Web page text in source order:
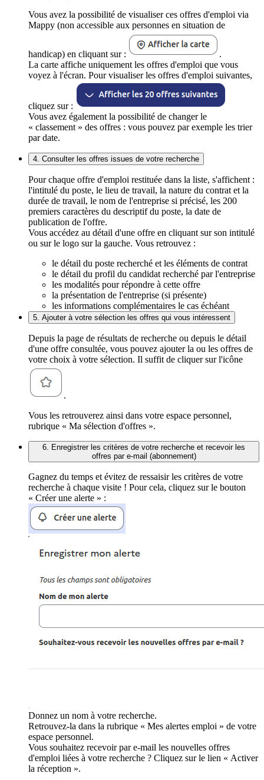
Vous avez la possibilité de visualiser ces offres d'emploi via
Mappy (non accessible aux personnes en situation de
handicap) en cliquant sur :
.
La carte affiche uniquement les offres d'emploi que vous
voyez à l'écran. Pour visualiser les offres d'emploi suivantes,
cliquez sur :
Vous avez également la possibilité de changer le
« classement » des offres : vous pouvez par exemple les trier
par date.
4. Consulter les offres issues de votre recherche
Pour chaque offre d'emploi restituée dans la liste, s'affichent :
l'intitulé du poste, le lieu de travail, la nature du contrat et la
durée de travail, le nom de l'entreprise si précisé, les 200
premiers caractères du descriptif du poste, la date de
publication de l'offre.
Vous accédez au détail d'une offre en cliquant sur son intitulé
ou sur le logo sur la gauche. Vous retrouvez :
le détail du poste recherché et les éléments de contrat
le détail du profil du candidat recherché par l'entreprise
les modalités pour répondre à cette offre
la présentation de l'entreprise (si présente)
les informations complémentaires le cas échéant
5. Ajouter à votre sélection les offres qui vous intéressent
Depuis la page de résultats de recherche ou depuis le détail
d'une offre consultée, vous pouvez ajouter la ou les offres de
votre choix à votre sélection. Il suffit de cliquer sur l'icône
.
Vous les retrouverez ainsi dans votre espace personnel,
rubrique « Ma sélection d'offres ».
6. Enregistrer les critères de votre recherche et recevoir les
offres par e-mail (abonnement)
Gagnez du temps et évitez de ressaisir les critères de votre
recherche à chaque visite ! Pour cela, cliquez sur le bouton
« Créer une alerte » :
Donnez un nom à votre recherche.
Retrouvez-la dans la rubrique « Mes alertes emploi » de votre
espace personnel.
Vous souhaitez recevoir par e-mail les nouvelles offres
d'emploi liées à votre recherche ? Cliquez sur le lien « Activer
la réception ».